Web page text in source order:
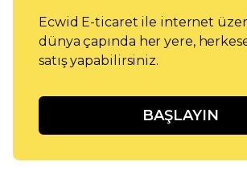
Ecwid E-ticaret ile internet
dünya çapında her yere,
satış yapabilirsiniz.
BAŞLAYIN